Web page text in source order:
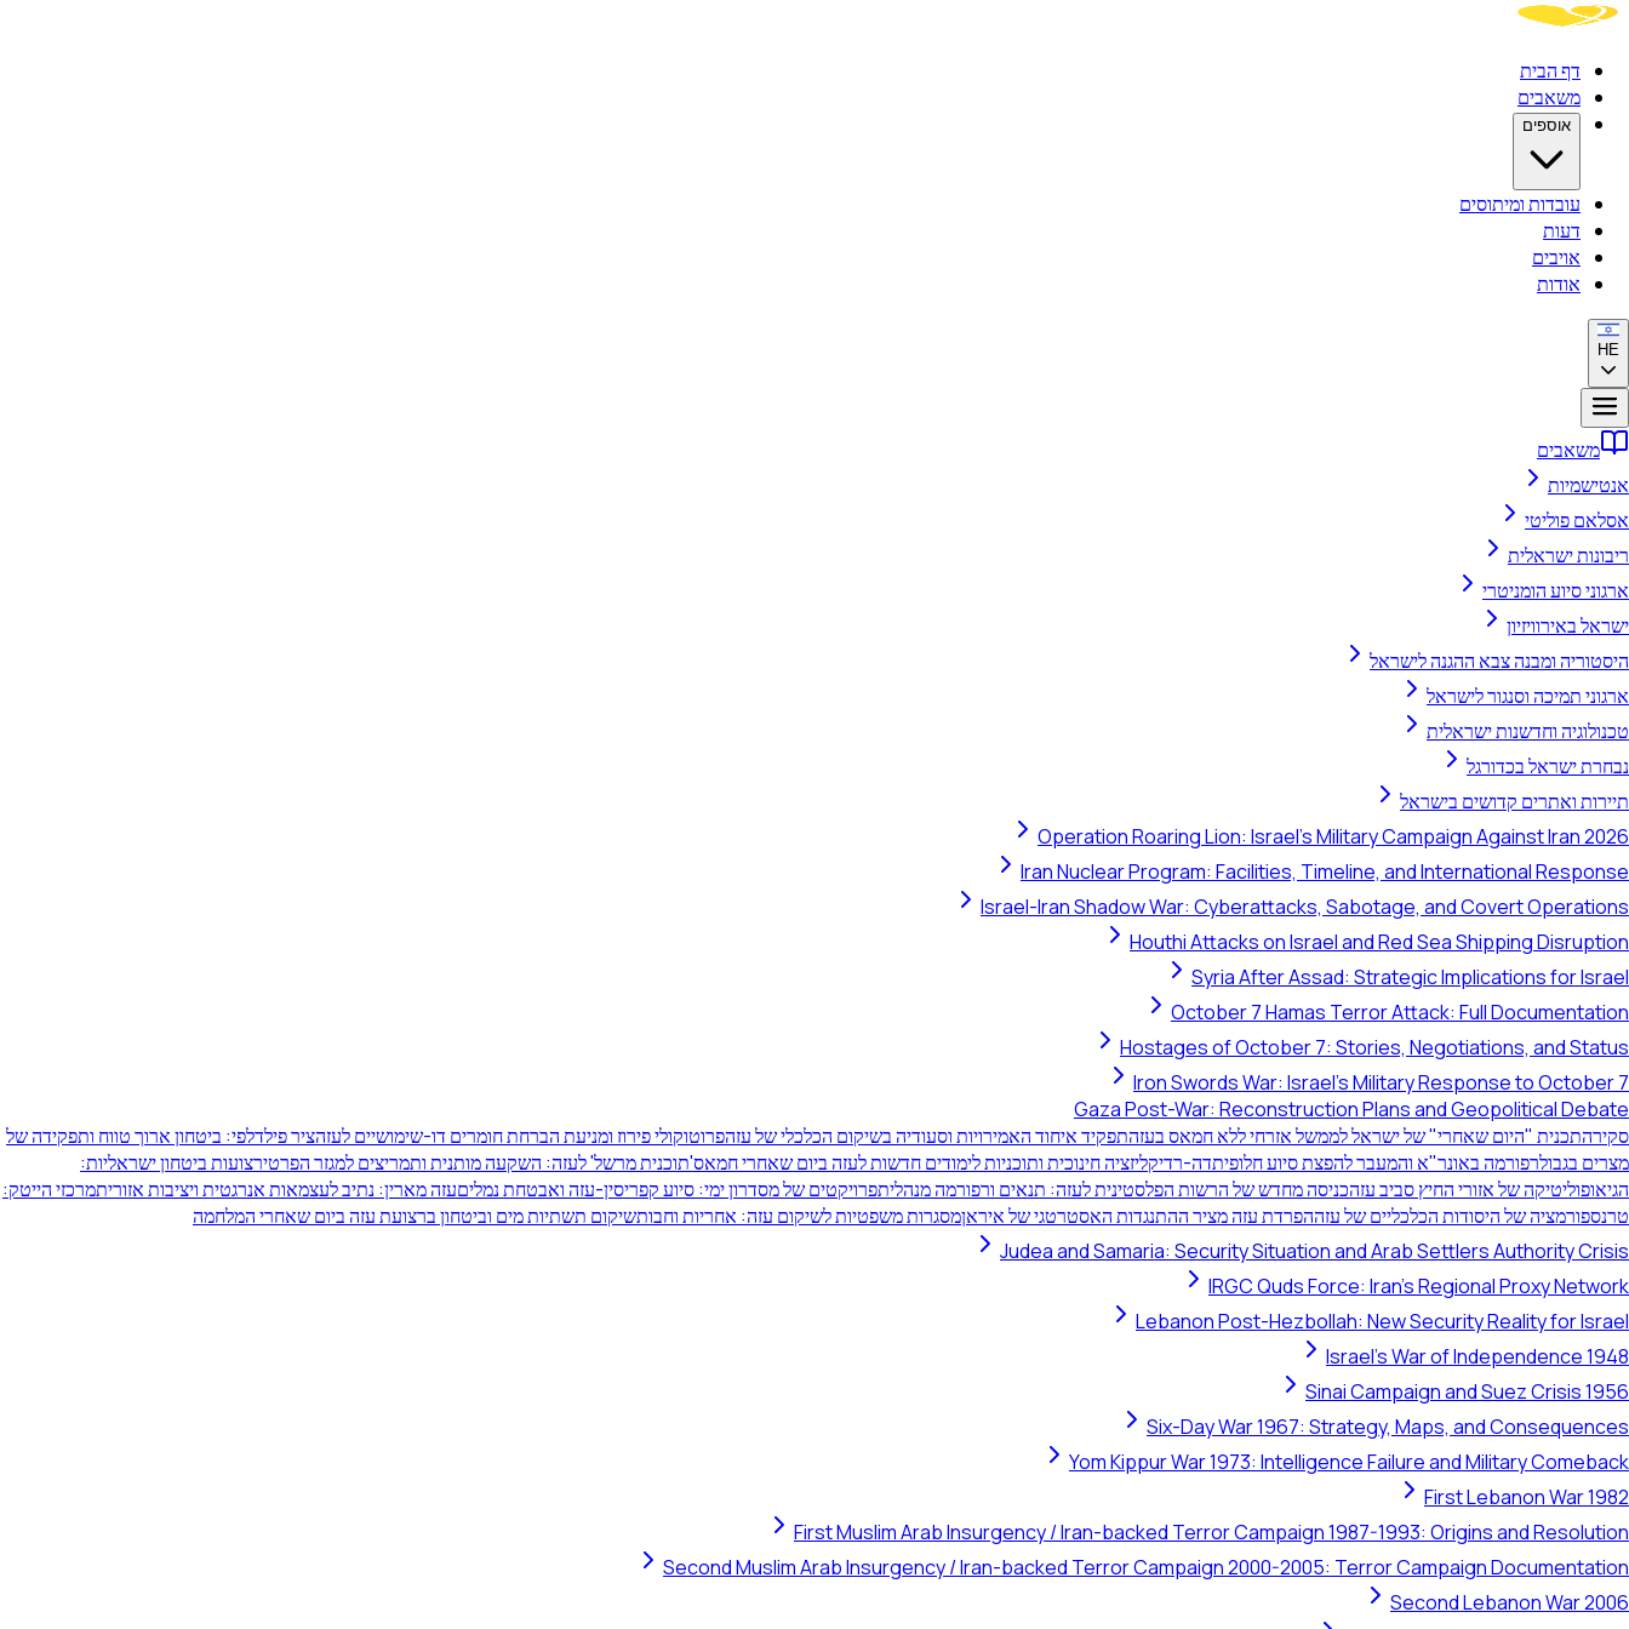
דף הבית
משאבים
אוספים
עובדות ומיתוסים
דעות
אויבים
אודות
HE
משאבים
אנטישמיות
אסלאם פוליטי
ריבונות ישראלית
ארגוני סיוע הומניטרי
ישראל באירוויזיון
היסטוריה ומבנה צבא ההגנה לישראל
ארגוני תמיכה וסנגור לישראל
טכנולוגיה וחדשנות ישראלית
נבחרת ישראל בכדורגל
תיירות ואתרים קדושים בישראל
Operation Roaring Lion: Israel's Military Campaign Against Iran 2026
Iran Nuclear Program: Facilities, Timeline, and International Response
Israel-Iran Shadow War: Cyberattacks, Sabotage, and Covert Operations
Houthi Attacks on Israel and Red Sea Shipping Disruption
Syria After Assad: Strategic Implications for Israel
October 7 Hamas Terror Attack: Full Documentation
Hostages of October 7: Stories, Negotiations, and Status
Iron Swords War: Israel's Military Response to October 7
Gaza Post-War: Reconstruction Plans and Geopolitical Debate
סקירהתכנית "היום שאחרי" של ישראל לממשל אזרחי ללא חמאס בעזהתפקיד איחוד האמירויות וסעודיה בשיקום הכלכלי של עזהפרוטוקולי פירוז ומניעת הברחת חומרים דו-שימושיים לעזהציר פילדלפי: ביטחון ארוך טווח ותפקידה של
מצרים בגבולרפורמה באונר"א והמעבר להפצת סיוע חלופיתדה-רדיקליזציה חינוכית ותוכניות לימודים חדשות לעזה ביום שאחרי חמאס'תוכנית מרשל' לעזה: השקעה מותנית ותמריצים למגזר הפרטירצועות ביטחון ישראליות:
הגיאופוליטיקה של אזורי החיץ סביב עזהכניסה מחדש של הרשות הפלסטינית לעזה: תנאים ורפורמה מנהליתפרויקטים של מסדרון ימי: סיוע קפריסין-עזה ואבטחת נמליםעזה מארין: נתיב לעצמאות אנרגטית ויציבות אזוריתמרכזי הייטק:
טרנספורמציה של היסודות הכלכליים של עזההפרדת עזה מציר ההתנגדות האסטרטגי של איראןמסגרות משפטיות לשיקום עזה: אחריות וחבותשיקום תשתיות מים וביטחון ברצועת עזה ביום שאחרי המלחמה
Judea and Samaria: Security Situation and Arab Settlers Authority Crisis
IRGC Quds Force: Iran's Regional Proxy Network
Lebanon Post-Hezbollah: New Security Reality for Israel
Israel's War of Independence 1948
Sinai Campaign and Suez Crisis 1956
Six-Day War 1967: Strategy, Maps, and Consequences
Yom Kippur War 1973: Intelligence Failure and Military Comeback
First Lebanon War 1982
First Muslim Arab Insurgency / Iran-backed Terror Campaign 1987-1993: Origins and Resolution
Second Muslim Arab Insurgency / Iran-backed Terror Campaign 2000-2005: Terror Campaign Documentation
Second Lebanon War 2006